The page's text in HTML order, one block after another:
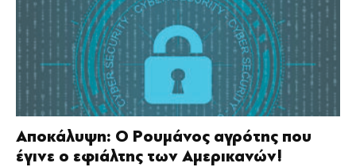
Αποκάλυψη: Ο Ρουμάνος αγρότης που
έγινε ο εφιάλτης των Αμερικανών!